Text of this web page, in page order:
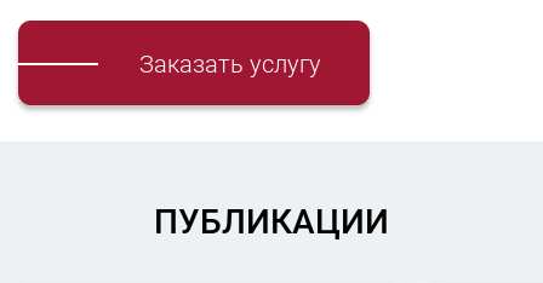
Заказать услугу
ПУБЛИКАЦИИ